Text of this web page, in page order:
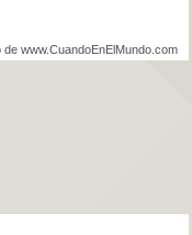
de www.CuandoEnElMundo.com